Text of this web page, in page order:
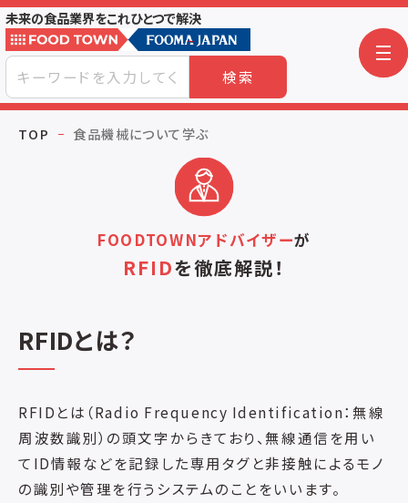
未来の食品業界をこれひとつで解決
検索
TOP 食品機械について学ぶ
FOODTOWNアドバイザーが
RFIDを徹底解説！
RFIDとは？
RFIDとは（Radio Frequency Identification：無線
周波数識別）の頭文字からきており、無線通信を用い
てID情報などを記録した専用タグと非接触によるモノ
の識別や管理を行うシステムのことをいいます。